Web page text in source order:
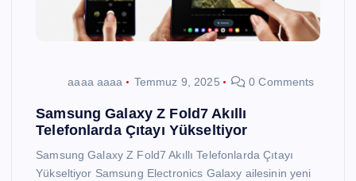
aaaa aaaa Temmuz 9, 2025 0 Comments
Samsung Galaxy Z Fold7 Akıllı
Telefonlarda Çıtayı Yükseltiyor
Samsung Galaxy Z Fold7 Akıllı Telefonlarda Çıtayı
Yükseltiyor Samsung Electronics Galaxy ailesinin yeni